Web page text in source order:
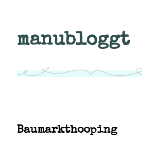
manubloggt
Baumarkthooping